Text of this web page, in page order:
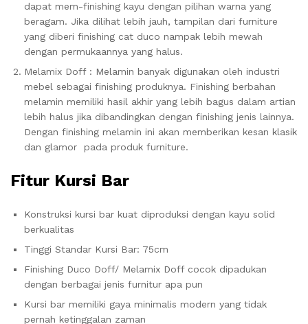
dapat mem-finishing kayu dengan pilihan warna yang
beragam. Jika dilihat lebih jauh, tampilan dari furniture
yang diberi finishing cat duco nampak lebih mewah
dengan permukaannya yang halus.
Melamix Doff : Melamin banyak digunakan oleh industri
mebel sebagai finishing produknya. Finishing berbahan
melamin memiliki hasil akhir yang lebih bagus dalam artian
lebih halus jika dibandingkan dengan finishing jenis lainnya.
Dengan finishing melamin ini akan memberikan kesan klasik
dan glamor pada produk furniture.
Fitur Kursi Bar
Konstruksi kursi bar kuat diproduksi dengan kayu solid
berkualitas
Tinggi Standar Kursi Bar: 75cm
Finishing Duco Doff/ Melamix Doff cocok dipadukan
dengan berbagai jenis furnitur apa pun
Kursi bar memiliki gaya minimalis modern yang tidak
pernah ketinggalan zaman